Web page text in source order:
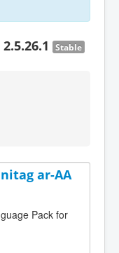
Stable
ar-AA
Pack for